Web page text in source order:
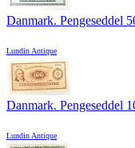
Danmark. Pengeseddel
Lundin Antique
Danmark. Pengeseddel
Lundin Antique